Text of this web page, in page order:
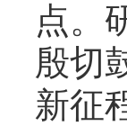
点。
殷切
新征